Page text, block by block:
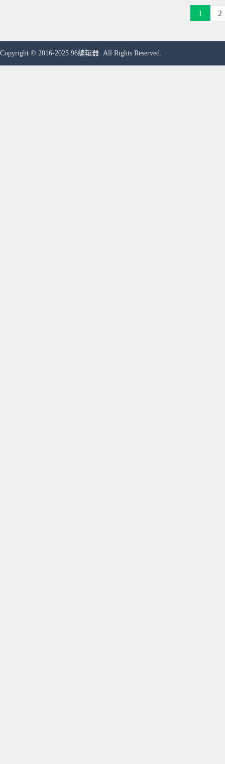
1 2
Copyright © 2016-2025 96编辑器. All Rights Reserved.